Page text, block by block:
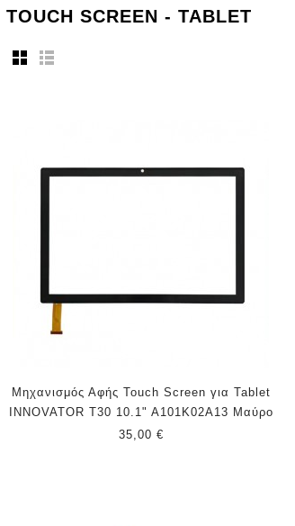
TOUCH SCREEN - TABLET
Μηχανισμός Αφής Touch Screen για Tablet
INNOVATOR T30 10.1" A101K02A13 Μαύρο
35,00 €